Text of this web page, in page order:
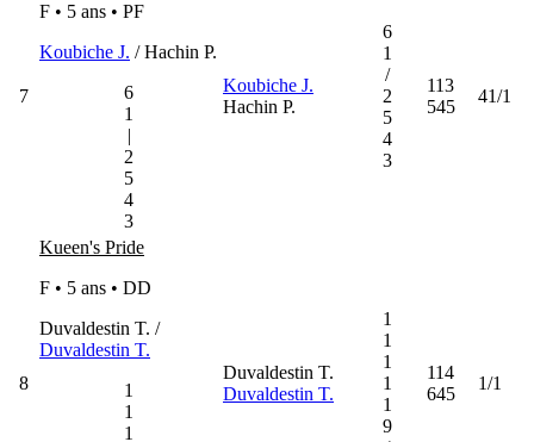
7
F • 5 ans • PF
Koubiche J. / Hachin P.
6
1
|
2
5
4
3
Koubiche J.
Hachin P.
6
1
/
2
5
4
3
113
545
41/1
8
Kueen's Pride
F • 5 ans • DD
Duvaldestin T. /
Duvaldestin T.
1
1
1
Duvaldestin T.
Duvaldestin T.
1
1
1
1
1
9
114
645
1/1